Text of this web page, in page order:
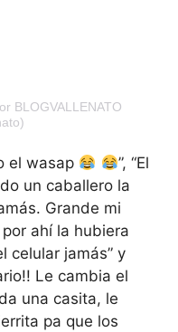
BLOGVALLENATO
el wasap
”, “El
un caballero la
Grande mi
por ahí la hubiera
celular jamás” y
Le cambia el
una casita, le
pa que los